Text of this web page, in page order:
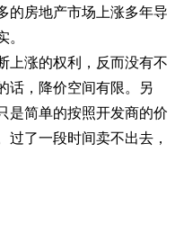
的房地产市场上涨多年导
上涨的权利，反而没有不
话，降价空间有限。另
是简单的按照开发商的价
了一段时间卖不出去，